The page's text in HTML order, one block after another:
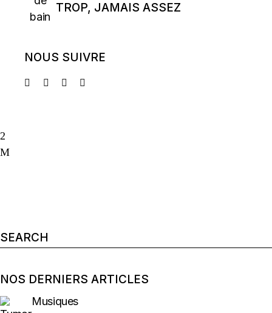
TROP, JAMAIS ASSEZ
NOUS SUIVRE
Search
for:
NOS DERNIERS ARTICLES
Musiques